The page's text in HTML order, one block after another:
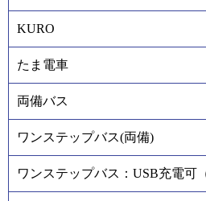
KURO
たま電車
両備バス
ワンステップバス(両備)
ワンステップバス：USB充電可